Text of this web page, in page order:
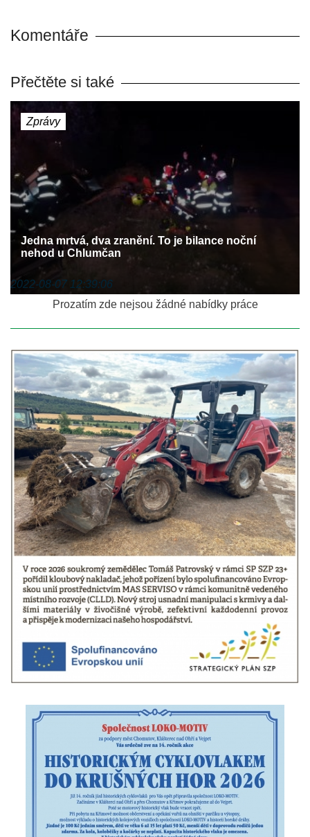
Komentáře
Přečtěte si také
Zprávy
Jedna mrtvá, dva zranění. To je bilance noční
nehod u Chlumčan
2022-08-07 12:39:06
Prozatím zde nejsou žádné nabídky práce